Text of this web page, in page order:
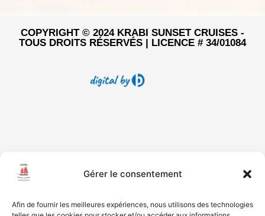
Gérer le consentement
Afin de fournir les meilleures expériences, nous utilisons des technologies
COPYRIGHT © 2024 KRABI SUNSET CRUISES -
TOUS DROITS RÉSERVÉS | LICENCE # 34/01084